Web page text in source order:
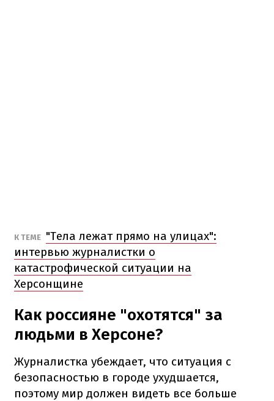
К ТЕМЕ "Тела лежат прямо на улицах":
интервью журналистки о
катастрофической ситуации на
Херсонщине
Как россияне "охотятся" за
людьми в Херсоне?
Журналистка убеждает, что ситуация с
безопасностью в городе ухудшается,
поэтому мир должен видеть все больше